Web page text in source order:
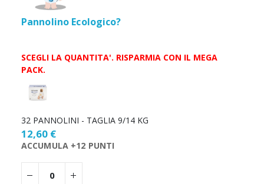
Pannolino Ecologico?
SCEGLI LA QUANTITA'. RISPARMIA CON IL MEGA
PACK.
32 PANNOLINI - TAGLIA 9/14 KG
12,60 €
ACCUMULA +12 PUNTI